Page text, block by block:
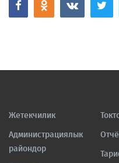
Жетекчилик
Администрациялык
райондор